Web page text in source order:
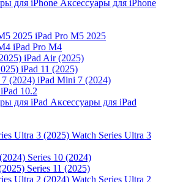
Аксессуары для iPhone
iPad Pro M5 2025
iPad Pro M4
iPad Air (2025)
iPad 11 (2025)
iPad Mini 7 (2024)
iPad 10.2
Аксессуары для iPad
Watch Series Ultra 3
Series 10 (2024)
Series 11 (2025)
Watch Series Ultra 2